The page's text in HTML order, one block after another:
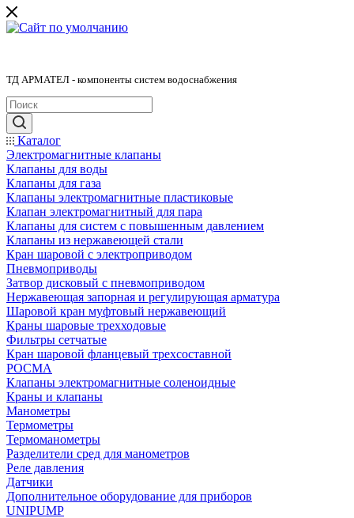
ТД АРМАТЕЛ - компоненты систем водоснабжения
Каталог
Электромагнитные клапаны
Клапаны для воды
Клапаны для газа
Клапаны электромагнитные пластиковые
Клапан электромагнитный для пара
Клапаны для систем с повышенным давлением
Клапаны из нержавеющей стали
Кран шаровой с электроприводом
Пневмоприводы
Затвор дисковый с пневмоприводом
Нержавеющая запорная и регулирующая арматура
Шаровой кран муфтовый нержавеющий
Краны шаровые трехходовые
Фильтры сетчатые
Кран шаровой фланцевый трехсоставной
РОСМА
Клапаны электромагнитные соленоидные
Краны и клапаны
Манометры
Термометры
Термоманометры
Разделители сред для манометров
Реле давления
Датчики
Дополнительное оборудование для приборов
UNIPUMP